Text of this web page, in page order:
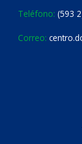
Teléfono: (593
Correo: